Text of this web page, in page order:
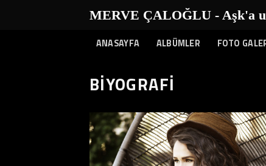
MERVE ÇALOĞLU - Aşk'a
ANASAYFA ALBÜMLER FOTO
BİYOGRAFİ